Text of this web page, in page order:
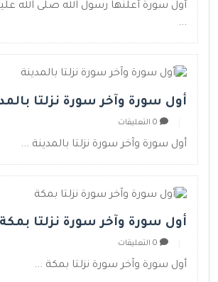
أول سورة أعلنها رسول الله صلّى الله
...
أول سورة وآخر سورة نزلتا
أول سورة وآخر سورة نزلتا بالمدينة ...
أول سورة وآخر سورة نزلتا بمكة
أول سورة وآخر سورة نزلتا بمكة ...